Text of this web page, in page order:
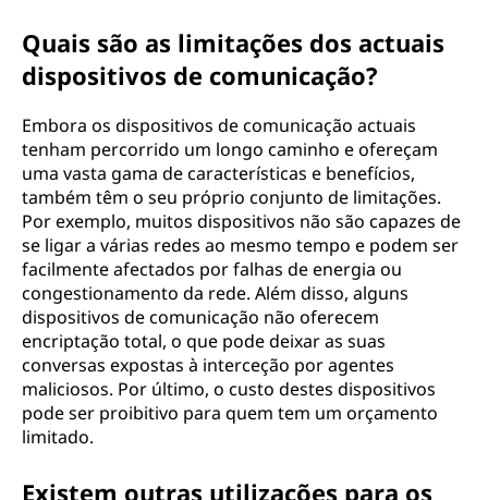
Quais são as limitações dos actuais
dispositivos de comunicação?
Embora os dispositivos de comunicação actuais
tenham percorrido um longo caminho e ofereçam
uma vasta gama de características e benefícios,
também têm o seu próprio conjunto de limitações.
Por exemplo, muitos dispositivos não são capazes de
se ligar a várias redes ao mesmo tempo e podem ser
facilmente afectados por falhas de energia ou
congestionamento da rede. Além disso, alguns
dispositivos de comunicação não oferecem
encriptação total, o que pode deixar as suas
conversas expostas à interceção por agentes
maliciosos. Por último, o custo destes dispositivos
pode ser proibitivo para quem tem um orçamento
limitado.
Existem outras utilizações para os